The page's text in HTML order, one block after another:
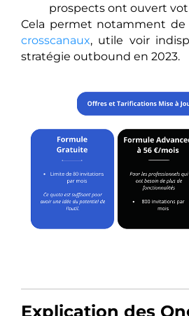
prospects ont ouvert
Cela permet notamment de
crosscanaux, utile voir
stratégie outbound en 2023.
Explication des